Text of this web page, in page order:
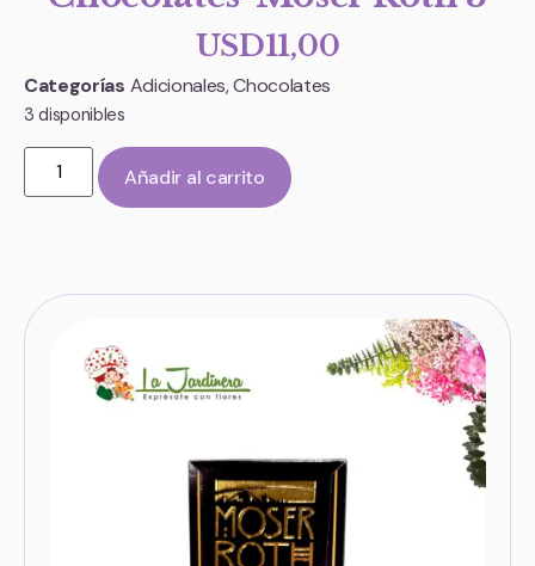
USD11,00
Categorías Adicionales,Chocolates
3 disponibles
Añadir al carrito